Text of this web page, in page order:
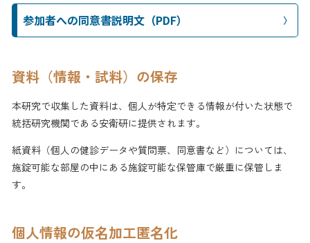
参加者への同意書説明文（PDF）
資料（情報・試料）の保存
本研究で収集した資料は、個人が特定できる情報が付いた状態で
統括研究機関である安衛研に提供されます。
紙資料（個人の健診データや質問票、同意書など）については、
施錠可能な部屋の中にある施錠可能な保管庫で厳重に保管しま
す。
個人情報の仮名加工匿名化